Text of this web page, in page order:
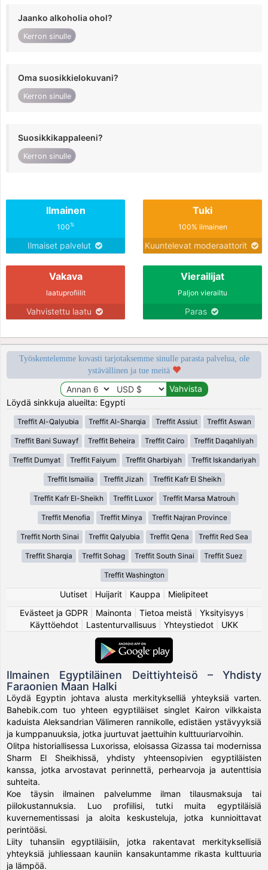
Jaanko alkoholia ohol?
Kerron sinulle
Oma suosikkielokuvani?
Kerron sinulle
Suosikkikappaleeni?
Kerron sinulle
Ilmainen
100%
Ilmaiset palvelut
Tuki
100% ilmainen
Kuuntelevat moderaattorit
Vakava
laatuprofiilit
Vahvistettu laatu
Vierailijat
Paljon vierailtu
Paras
Työskentelemme kovasti tarjotaksemme sinulle parasta palvelua, ole
ystävällinen ja tue meitä
Löydä sinkkuja alueilta: Egypti
Treffit Al-Qalyubia Treffit Al-Sharqia Treffit Assiut Treffit Aswan
Treffit Bani Suwayf Treffit Beheira Treffit Cairo Treffit Daqahliyah
Treffit Dumyat Treffit Faiyum Treffit Gharbiyah Treffit Iskandariyah
Treffit Ismailia Treffit Jizah Treffit Kafr El Sheikh
Treffit Kafr El-Sheikh Treffit Luxor Treffit Marsa Matrouh
Treffit Menofia Treffit Minya Treffit Najran Province
Treffit North Sinai Treffit Qalyubia Treffit Qena Treffit Red Sea
Treffit Sharqia Treffit Sohag Treffit South Sinai Treffit Suez
Treffit Washington
Uutiset Huijarit Kauppa
Mielipiteet
Evästeet ja GDPR
Mainonta Tietoa meistä Yksityisyys|
Käyttöehdot
Lastenturvallisuus Yhteystiedot UKK
Ilmainen Egyptiläinen Deittiyhteisö – Yhdisty
Faraonien Maan Halki
Löydä Egyptin johtava alusta merkitykselliä yhteyksiä varten.
Bahebik.com tuo yhteen egyptiläiset singlet Kairon vilkkaista
kaduista Aleksandrian Välimeren rannikolle, edistäen ystävyyksiä
ja kumppanuuksia, jotka juurtuvat jaettuihin kulttuuriarvoihin.
Olitpa historiallisessa Luxorissa, eloisassa Gizassa tai modernissa
Sharm El Sheikhissä, yhdisty yhteensopivien egyptiläisten
kanssa, jotka arvostavat perinnettä, perhearvoja ja autenttisia
suhteita.
Koe täysin ilmainen palvelumme ilman tilausmaksuja tai
piilokustannuksia. Luo profiilisi, tutki muita egyptiläisiä
kuvernementissasi ja aloita keskusteluja, jotka kunnioittavat
perintöäsi.
Liity tuhansiin egyptiläisiin, jotka rakentavat merkityksellisiä
yhteyksiä juhliessaan kauniin kansakuntamme rikasta kulttuuria
ja lämpöä.